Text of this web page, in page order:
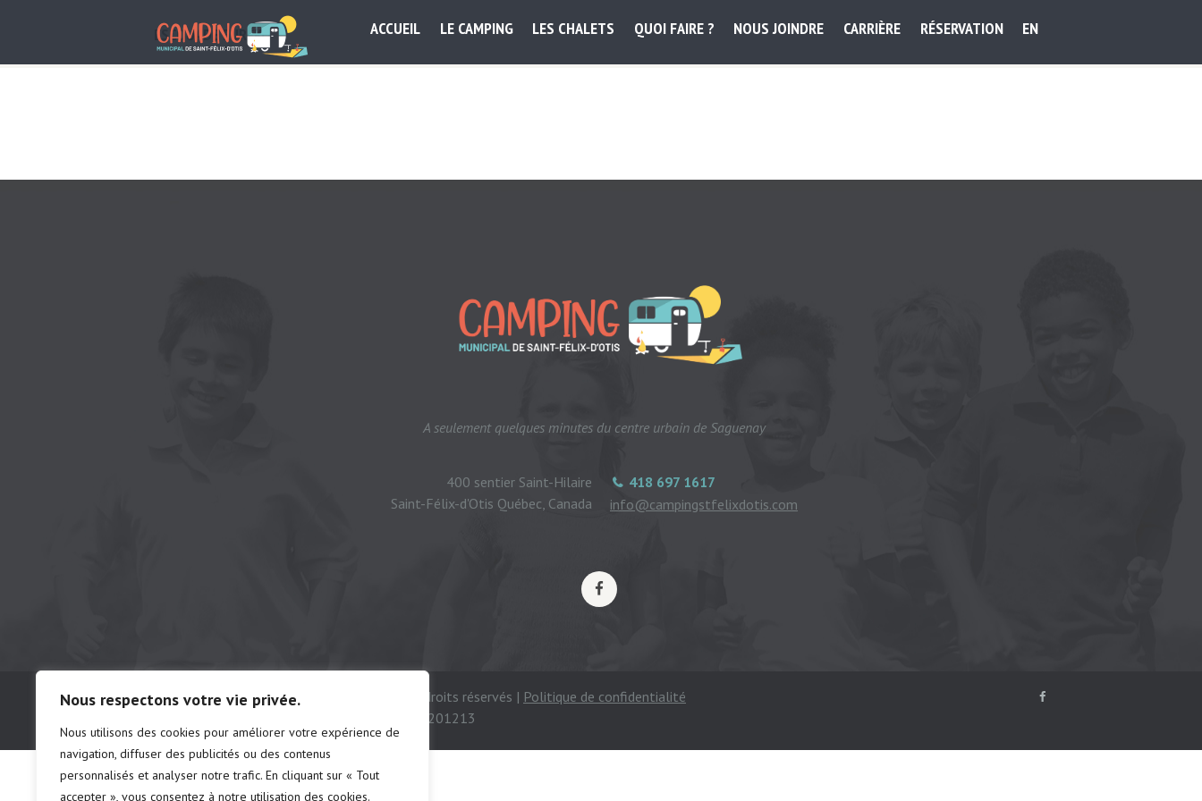
Nous respectons votre vie privée.
Nous utilisons des cookies pour améliorer votre expérience de
navigation, diffuser des publicités ou des contenus
personnalisés et analyser notre trafic. En cliquant sur « Tout
accepter », vous consentez à notre utilisation des cookies.
ACCUEIL LE CAMPING LES CHALETS QUOI FAIRE ? NOUS JOINDRE CARRIÈRE RÉSERVATION EN
ESCOUADE EURÊKO
A seulement quelques minutes du centre urbain de Saguenay
418 697 1617
info@campingstfelixdotis.com
400 sentier Saint-Hilaire
Saint-Félix-d'Otis Québec, Canada
© Camping municipal de St-Félix d'Otis, tous droits réservés | Politique de confidentialité
# d'établissements: chalet 222691 | camping 201213